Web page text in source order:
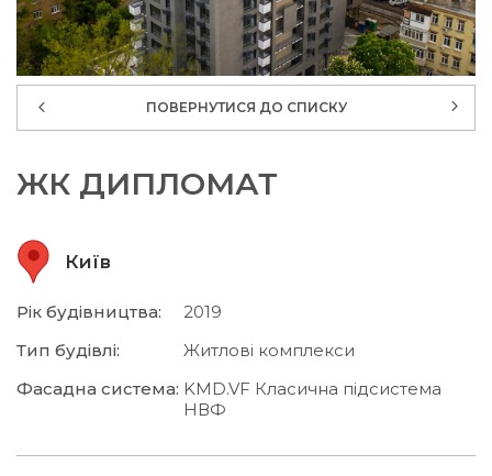
ПОВЕРНУТИСЯ ДО СПИСКУ
ЖК ДИПЛОМАТ
Київ
Рік будівництва:
2019
Тип будівлі:
Житлові комплекси
Фасадна система: KMD.VF Класична підсистема
НВФ